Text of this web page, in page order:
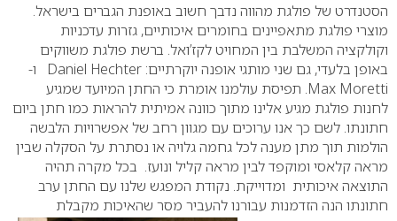
הסטנדרט של פולגת מהווה נדבך חשוב באופנת הגברים בישראל.
מוצרי פולגת מתאפיינים בחומרים איכותיים, גזרות עדכניות
וקולקציה המשלבת בין המחויט לקז’ואל. ברשת פולגת משווקים
באופן בלעדי, גם שני מותגי אופנה יוקרתיים: Daniel Hechter ו-
Max Moretti. תפיסת עולמנו אומרת כי החתן המיועד שמגיע
לחנות פולגת מגיע אלינו מתוך כוונה אמיתית להראות כמו חתן ביום
חתונתו. לשם כך אנו ערוכים עם מגוון רחב של אפשרויות הלבשה
הולמות תוך מתן מענה לכל גחמה גלויה או נסתרת על הסקלה שבין
מראה קלאסי ומוקפד לבין מראה קליל ונועז. בכל מקרה תהיה
התוצאה איכותית ומדוייקת. נקודת המפגש שלנו עם החתן ערב
חתונתו הנה הזדמנות עבורנו להעביר מסר שהאיכות מקבלת